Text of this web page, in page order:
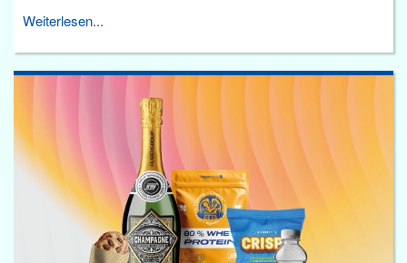
Weiterlesen...